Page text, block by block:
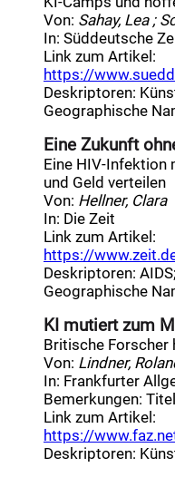
Von: Sahay, Lea ;
In: Süddeutsche
Link zum Artikel:
https://
Deskriptoren:
Geographische
Eine Zukunft
Eine HIV-Infektion
und Geld verteilen
Von: Hellner, Clara
In: Die Zeit
Link zum Artikel:
https://
Deskriptoren: AIDS;
Geographische
KI mutiert zum
Britische
Von: Lindner,
In: Frankfurter
Bemerkungen:
Link zum Artikel:
https://
Deskriptoren: